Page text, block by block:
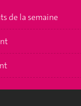
de la semaine